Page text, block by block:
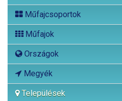
Műfajcsoportok
Műfajok
Országok
Megyék
Települések